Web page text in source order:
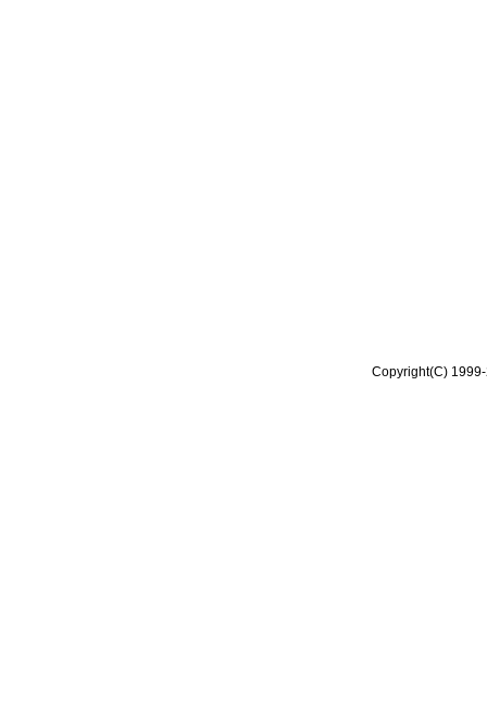
Copyright(C)